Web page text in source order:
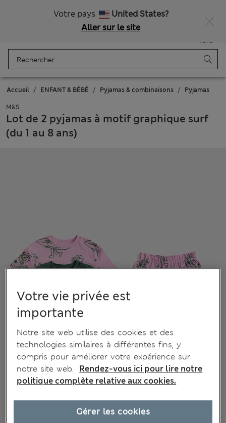
Votre pays
United States?
Aller sur le site
Panier
Accueil ENFANT & BÉBÉ Pyjamas & combinaisons Pyjamas
M&S
Lot de 2 pyjamas à motif graphique surf
(du 1 au 8 ans)
Votre vie privée est
importante
Notre site web utilise des cookies et des
technologies similaires à différentes fins, y
compris pour améliorer votre expérience sur
notre site web.
Rendez-vous ici pour lire notre
politique complète relative aux cookies.
Gérer les cookies